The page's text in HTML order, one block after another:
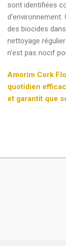
sont identifiées
d’environnement.
des biocides
nettoyage
n’est pas nocif
Amorim Cork
quotidien
et garantit que